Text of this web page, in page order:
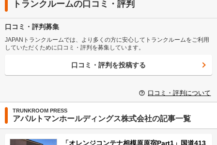
トランクルームの口コミ・評判
口コミ・評判募集
JAPANトランクルームでは、より多くの方に安心してトランクルームをご利用
していただくために口コミ・評判を募集しています。
口コミ・評判を投稿する
口コミ・評判について
TRUNKROOM PRESS
アパルトマンホールディングス株式会社の記事一覧
「オレンジコンテナ相模原原宿Part1」国道413